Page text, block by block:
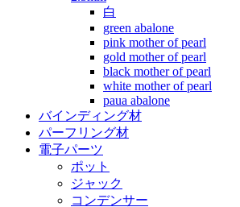
白
green abalone
pink mother of pearl
gold mother of pearl
black mother of pearl
white mother of pearl
paua abalone
バインディング材
パーフリング材
電子パーツ
ポット
ジャック
コンデンサー